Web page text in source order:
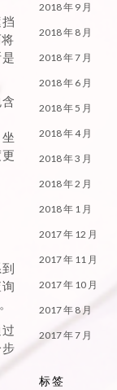
2018 年 9 月
2018 年 8 月
2018 年 7 月
2018 年 6 月
2018 年 5 月
2018 年 4 月
2018 年 3 月
2018 年 2 月
2018 年 1 月
2017 年 12 月
2017 年 11 月
2017 年 10 月
2017 年 8 月
2017 年 7 月
标签